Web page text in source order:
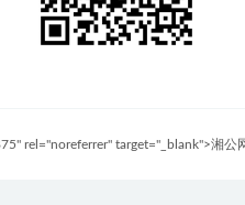
rel="noreferrer" target="_blank">湘